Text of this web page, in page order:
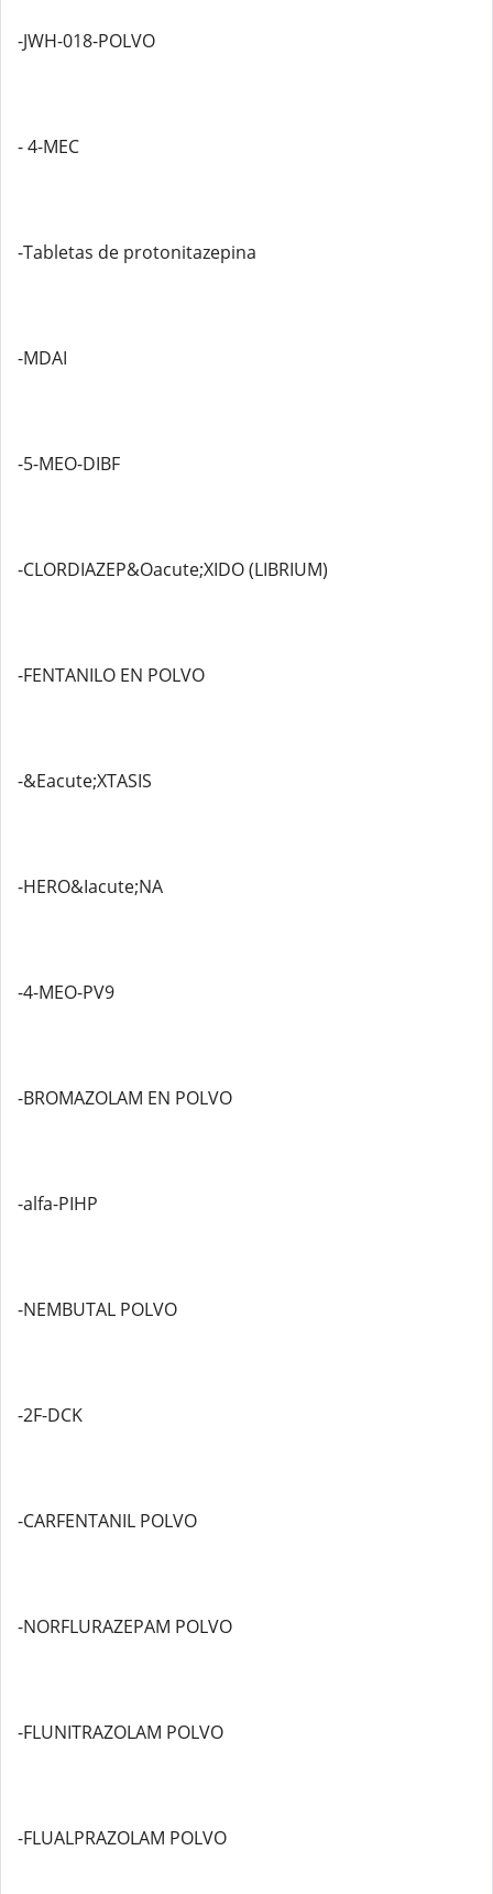
-JWH-018-POLVO
- 4-MEC
-Tabletas de protonitazepina
-MDAI
-5-MEO-DIBF
-CLORDIAZEP&Oacute;XIDO (LIBRIUM)
-FENTANILO EN POLVO
-&Eacute;XTASIS
-HERO&Iacute;NA
-4-MEO-PV9
-BROMAZOLAM EN POLVO
-alfa-PIHP
-NEMBUTAL POLVO
-2F-DCK
-CARFENTANIL POLVO
-NORFLURAZEPAM POLVO
-FLUNITRAZOLAM POLVO
-FLUALPRAZOLAM POLVO